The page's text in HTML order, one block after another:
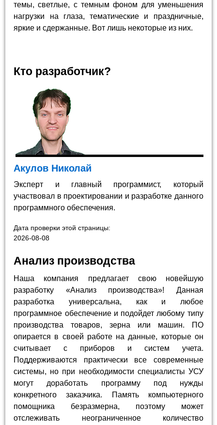
темы, светлые, с темным фоном для уменьшения
нагрузки на глаза, тематические и праздничные,
яркие и сдержанные. Вот лишь некоторые из них.
Кто разработчик?
Акулов Николай
Эксперт и главный программист, который
участвовал в проектировании и разработке данного
программного обеспечения.
Дата проверки этой страницы:
2026-08-08
Анализ производства
Наша компания предлагает свою новейшую
разработку «Анализ производства»! Данная
разработка универсальна, как и любое
программное обеспечение и подойдет любому типу
производства товаров, зерна или машин. ПО
опирается в своей работе на данные, которые он
считывает с приборов и систем учета.
Поддерживаются практически все современные
системы, но при необходимости специалисты УСУ
могут доработать программу под нужды
конкретного заказчика. Память компьютерного
помощника безразмерна, поэтому может
отслеживать неограниченное количество